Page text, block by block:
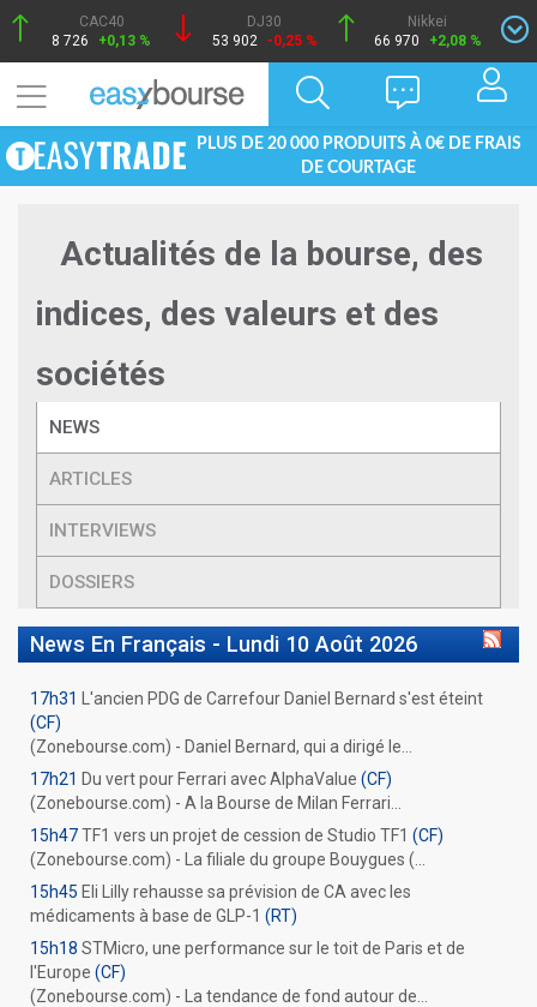
CAC40
8 726
+0,13 %
DJ30
53 902
-0,25 %
Nikkei
66 970
+2,08 %
PLUS DE 20 000 PRODUITS À 0€ DE FRAIS
DE COURTAGE
Actualités de la bourse, des
indices, des valeurs et des
sociétés
NEWS
ARTICLES
INTERVIEWS
DOSSIERS
News En Français - Lundi 10 Août 2026
17h31
L'ancien PDG de Carrefour Daniel Bernard s'est éteint
(CF)
(Zonebourse.com) - Daniel Bernard, qui a dirigé le...
17h21 Du vert pour Ferrari avec AlphaValue (CF)
(Zonebourse.com) - A la Bourse de Milan Ferrari...
15h47TF1 vers un projet de cession de Studio TF1 (CF)
(Zonebourse.com) - La filiale du groupe Bouygues (...
15h45 Eli Lilly rehausse sa prévision de CA avec les
médicaments à base de GLP-1 (RT)
15h18 STMicro, une performance sur le toit de Paris et de
l'Europe (CF)
(Zonebourse.com) - La tendance de fond autour de...